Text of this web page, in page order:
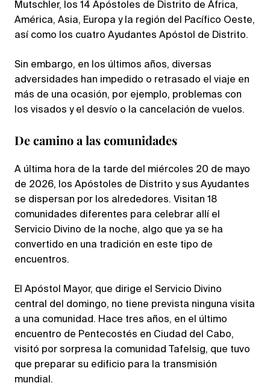
Mutschler, los 14 Apóstoles de Distrito de África,
América, Asia, Europa y la región del Pacífico Oeste,
así como los cuatro Ayudantes Apóstol de Distrito.
Sin embargo, en los últimos años, diversas
adversidades han impedido o retrasado el viaje en
más de una ocasión, por ejemplo, problemas con
los visados y el desvío o la cancelación de vuelos.
De camino a las comunidades
A última hora de la tarde del miércoles 20 de mayo
de 2026, los Apóstoles de Distrito y sus Ayudantes
se dispersan por los alrededores. Visitan 18
comunidades diferentes para celebrar allí el
Servicio Divino de la noche, algo que ya se ha
convertido en una tradición en este tipo de
encuentros.
El Apóstol Mayor, que dirige el Servicio Divino
central del domingo, no tiene prevista ninguna visita
a una comunidad. Hace tres años, en el último
encuentro de Pentecostés en Ciudad del Cabo,
visitó por sorpresa la comunidad Tafelsig, que tuvo
que preparar su edificio para la transmisión
mundial.